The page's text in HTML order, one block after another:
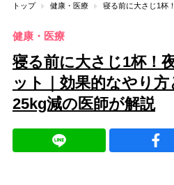
トップ 健康・医療
健康・医療
寝る前に大さじ1杯！
ット｜効果的なやり
25kg減の医師が解説